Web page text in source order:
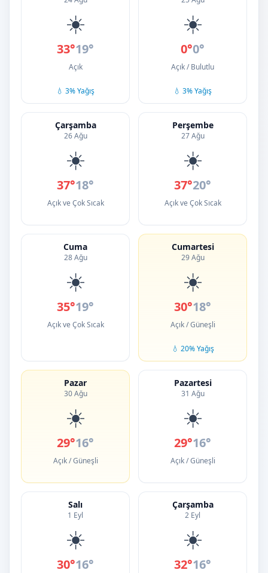
☀️
33°19°
Açık
💧 3% Yağış
☀️
0°0°
Açık / Bulutlu
💧 3% Yağış
Çarşamba
26 Ağu
☀️
37°18°
Açık ve Çok Sıcak
Perşembe
27 Ağu
☀️
37°20°
Açık ve Çok Sıcak
Cuma
28 Ağu
☀️
35°19°
Açık ve Çok Sıcak
Cumartesi
29 Ağu
☀️
30°18°
Açık / Güneşli
💧 20% Yağış
Pazar
30 Ağu
☀️
29°16°
Açık / Güneşli
Pazartesi
31 Ağu
☀️
29°16°
Açık / Güneşli
Salı
1 Eyl
☀️
30°16°
Çarşamba
2 Eyl
☀️
32°16°